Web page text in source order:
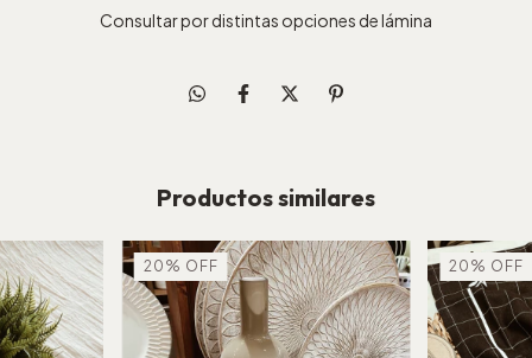
Consultar por distintas opciones de lámina
Productos similares
20 % OFF 20 % OFF